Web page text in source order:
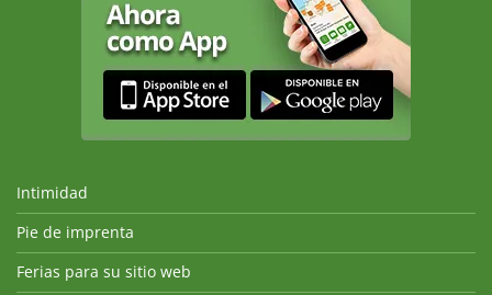
Intimidad
Pie de imprenta
Ferias para su sitio web